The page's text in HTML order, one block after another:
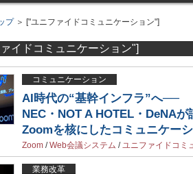
プ＞ ["ユニファイドコミュニケーション"]
イドコミュニケーション"]
コミュニケーション
AI時代の“基幹インフラ”へ──
NEC・NOT A HOTEL・DeNAが
Zoomを核にしたコミュニケー
Zoom /Web会議システム /ユニファイドコミ
業務改革